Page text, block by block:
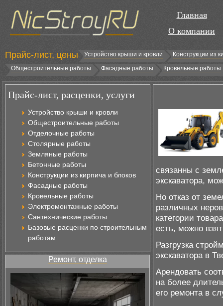
Главная
О компании
Прайс-лист, цены Устройство крыши и кровли
Конструкции из
Общестроительные работы
Фасадные работы Кровельные работы
Прайс-лист, расценки, услуги
Устройство крыши и кровли
Общестроительные работы
Отделочные работы
Столярные работы
Земляные работы
Бетонные работы
Конструкции из кирпича и блоков
Фасадные работы
Кровельные работы
Электромонтажные работы
Сантехнические работы
Базовые расценки по строительным
работам
Ремонт, отделка
связанны с
экскаватора,
Но отказ от
различных
категории
есть, можно
Разгрузка
экскаватора в
Арендовать
на более
его ремонта в